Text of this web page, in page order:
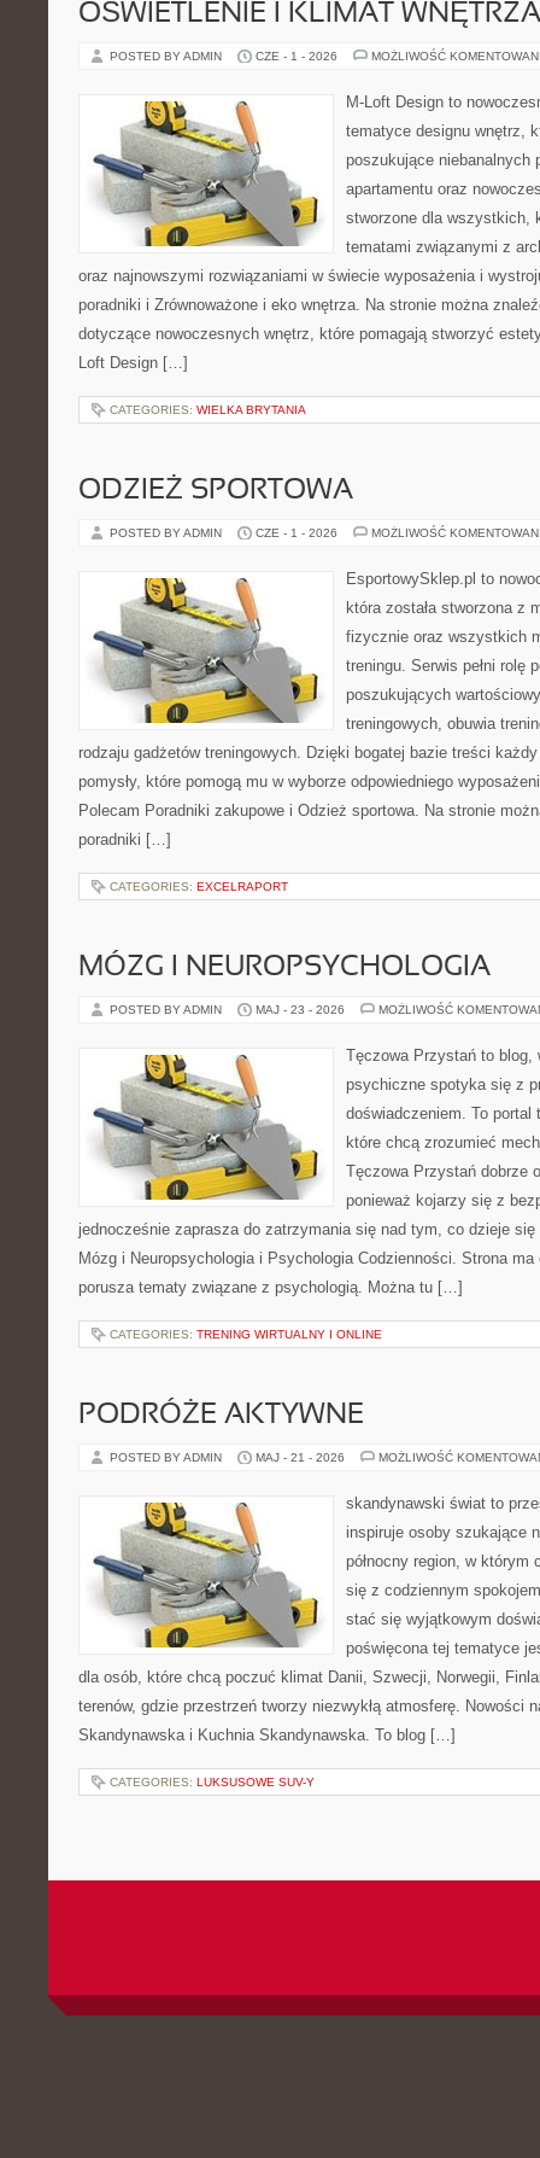
OŚWIETLENIE I KLIMAT WNĘTRZA
POSTED BY ADMIN CZE - 1 - 2026 MOŻLIWOŚĆ
M-Loft Design to
tematyce designu wnętrz,
poszukujące niebanalnych
apartamentu oraz
stworzone dla wszystkich,
tematami związanymi z
oraz najnowszymi rozwiązaniami w świecie wyposażenia i
poradniki i Zrównoważone i eko wnętrza. Na stronie można
dotyczące nowoczesnych wnętrz, które pomagają stworzyć
Loft Design […]
CATEGORIES: WIELKA BRYTANIA
ODZIEŻ SPORTOWA
POSTED BY ADMIN CZE - 1 - 2026 MOŻLIWOŚĆ
EsportowySklep.pl to
która została stworzona z
fizycznie oraz wszystkich
treningu. Serwis pełni rolę
poszukujących
treningowych, obuwia
rodzaju gadżetów treningowych. Dzięki bogatej bazie treści
pomysły, które pomogą mu w wyborze odpowiedniego
Polecam Poradniki zakupowe i Odzież sportowa. Na stronie
poradniki […]
CATEGORIES: EXCELRAPORT
MÓZG I NEUROPSYCHOLOGIA
POSTED BY ADMIN MAJ - 23 - 2026 MOŻLIWOŚĆ
Tęczowa Przystań to blog,
psychiczne spotyka się z
doświadczeniem. To
które chcą zrozumieć
Tęczowa Przystań dobrze
ponieważ kojarzy się z
jednocześnie zaprasza do zatrzymania się nad tym, co dzieje się
Mózg i Neuropsychologia i Psychologia Codzienności. Strona
porusza tematy związane z psychologią. Można tu […]
CATEGORIES: TRENING WIRTUALNY I ONLINE
PODRÓŻE AKTYWNE
POSTED BY ADMIN MAJ - 21 - 2026 MOŻLIWOŚĆ
skandynawski świat to
inspiruje osoby szukające
północny region, w
się z codziennym
stać się wyjątkowym
poświęcona tej tematyce
dla osób, które chcą poczuć klimat Danii, Szwecji, Norwegii,
terenów, gdzie przestrzeń tworzy niezwykłą atmosferę. Nowości
Skandynawska i Kuchnia Skandynawska. To blog […]
CATEGORIES: LUKSUSOWE SUV-Y